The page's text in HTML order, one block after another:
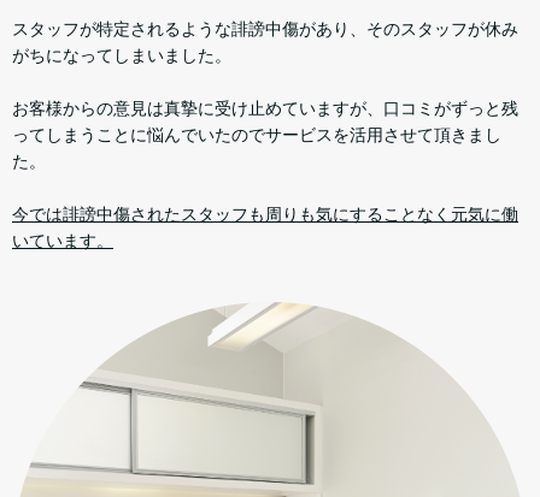
スタッフが特定されるような誹謗中傷があり、そのスタッフが休み
がちになってしまいました。​​
お客様からの意見は真摯に受け止めていますが、口コミがずっと残
ってしまうことに悩んでいたのでサービスを活用させて頂きまし
た。​​
今では誹謗中傷されたスタッフも周りも気にすることなく元気に働
いています。​